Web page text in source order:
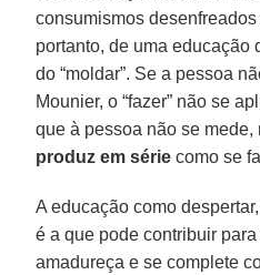
consumismos desenfreados
portanto, de uma educação
do “moldar”. Se a pessoa
Mounier, o “fazer” não se
que à pessoa não se
produz em série como se
A educação como
é a que pode contribuir
amadureça e se complete